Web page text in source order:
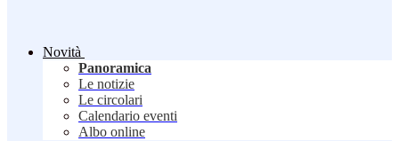
Novità
Panoramica
Le notizie
Le circolari
Calendario eventi
Albo online